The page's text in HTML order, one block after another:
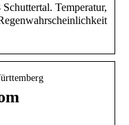
Temperatur,